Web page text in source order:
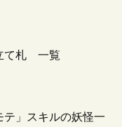
て札 一覧
」スキルの妖怪一